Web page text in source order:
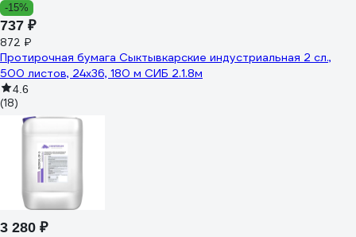
-15%
737 ₽
872 ₽
Протирочная бумага Сыктывкарские индустриальная 2 сл.,
500 листов, 24х36, 180 м СИБ 2.1.8м
4.6
(18)
3 280 ₽